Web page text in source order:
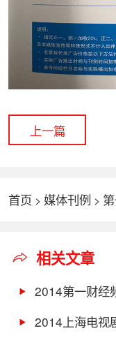
上一篇
首页 > 媒体刊例 >
相关文章
2014第一财经
2014上海电视